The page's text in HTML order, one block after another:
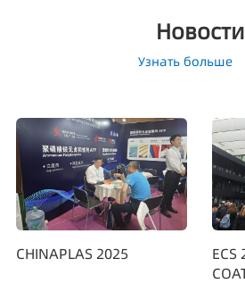
Новости
Узнать больше
CHINAPLAS 2025
ECS